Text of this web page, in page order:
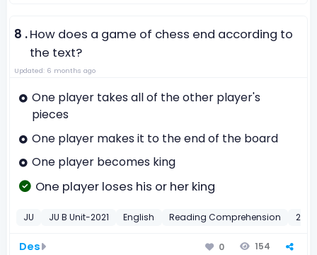
8 .How does a game of chess end according to
the text?
Updated: 6 months ago
One player takes all of the other player's
pieces
One player makes it to the end of the board
One player becomes king
One player loses his or her king
JU JU B Unit-2021 English Reading Comprehension 2021
Des 0 154